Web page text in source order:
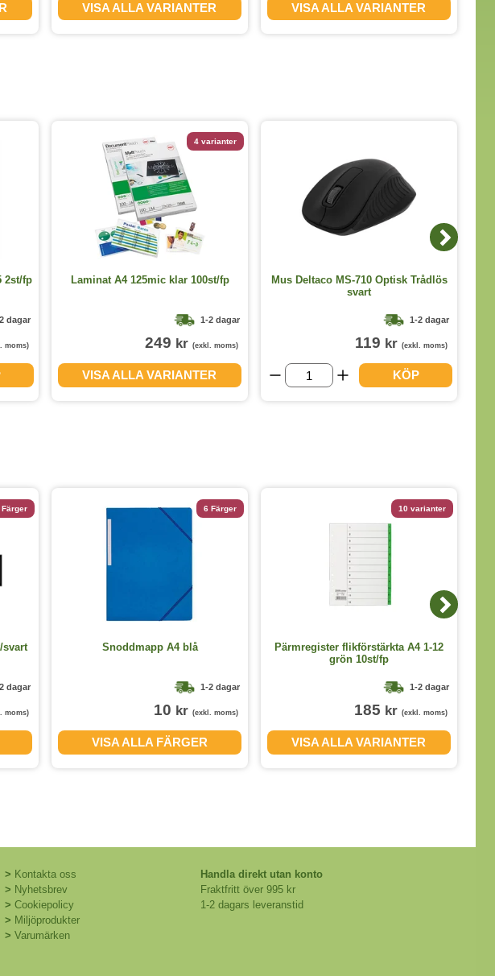
VISA ALLA VARIANTER VISA ALLA VARIANTER
2st/fp
dagar
moms)
4 varianter
Laminat A4 125mic klar 100st/fp
1-2 dagar
249 kr (exkl. moms)
VISA ALLA VARIANTER
Mus Deltaco MS-710 Optisk Trådlös
svart
1-2 dagar
119 kr (exkl. moms)
KÖP
Färger
svart
dagar
moms)
6 Färger
Snoddmapp A4 blå
1-2 dagar
10 kr (exkl. moms)
VISA ALLA FÄRGER
10 varianter
Pärmregister flikförstärkta A4 1-12
grön 10st/fp
1-2 dagar
185 kr (exkl. moms)
VISA ALLA VARIANTER
> Kontakta oss
> Nyhetsbrev
> Cookiepolicy
> Miljöprodukter
> Varumärken
Handla direkt utan konto
Fraktfritt över 995 kr
1-2 dagars leveranstid